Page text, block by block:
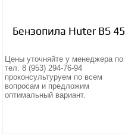
Бензопила Huter BS 45
Цены уточняйте у менеджера по
тел. 8 (953) 294-76-94
проконсультуруем по всем
вопросам и предложим
оптимальный вариант.